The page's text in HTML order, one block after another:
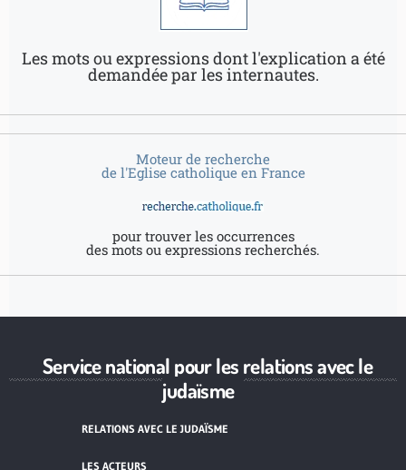
Les mots ou expressions dont l'explication a été
demandée par les internautes.
Moteur de recherche
de l'Eglise catholique en France
pour trouver les occurrences
des mots ou expressions recherchés.
Service national pour les relations avec le
judaïsme
RELATIONS AVEC LE JUDAÏSME
LES ACTEURS